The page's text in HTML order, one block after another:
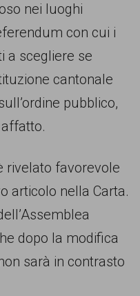
nei luoghi
con cui i
a scegliere se
cantonale
pubblico,
rivelato favorevole
articolo nella Carta.
dopo la modifica
sarà in contrasto